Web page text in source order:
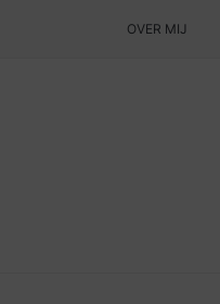
OVER MIJ